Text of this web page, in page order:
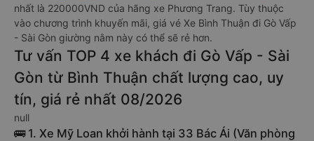
nhất là 220000VND của hãng xe Phương Trang. Tùy thuộc
vào chương trình khuyến mãi, giá vé Xe Bình Thuận đi Gò Vấp
- Sài Gòn giường nằm này có thể sẽ rẻ hơn.
Tư vấn TOP 4 xe khách đi Gò Vấp - Sài
Gòn từ Bình Thuận chất lượng cao, uy
tín, giá rẻ nhất 08/2026
null
🚌 1. Xe Mỹ Loan khởi hành tại 33 Bác Ái (Văn phòng